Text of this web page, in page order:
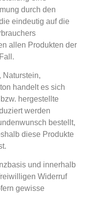
durch den
eindeutig auf die
allen Produkten der
Naturstein,
handelt es sich
hergestellte
werden
bestellt,
diese Produkte
und innerhalb
Widerruf
gewisse